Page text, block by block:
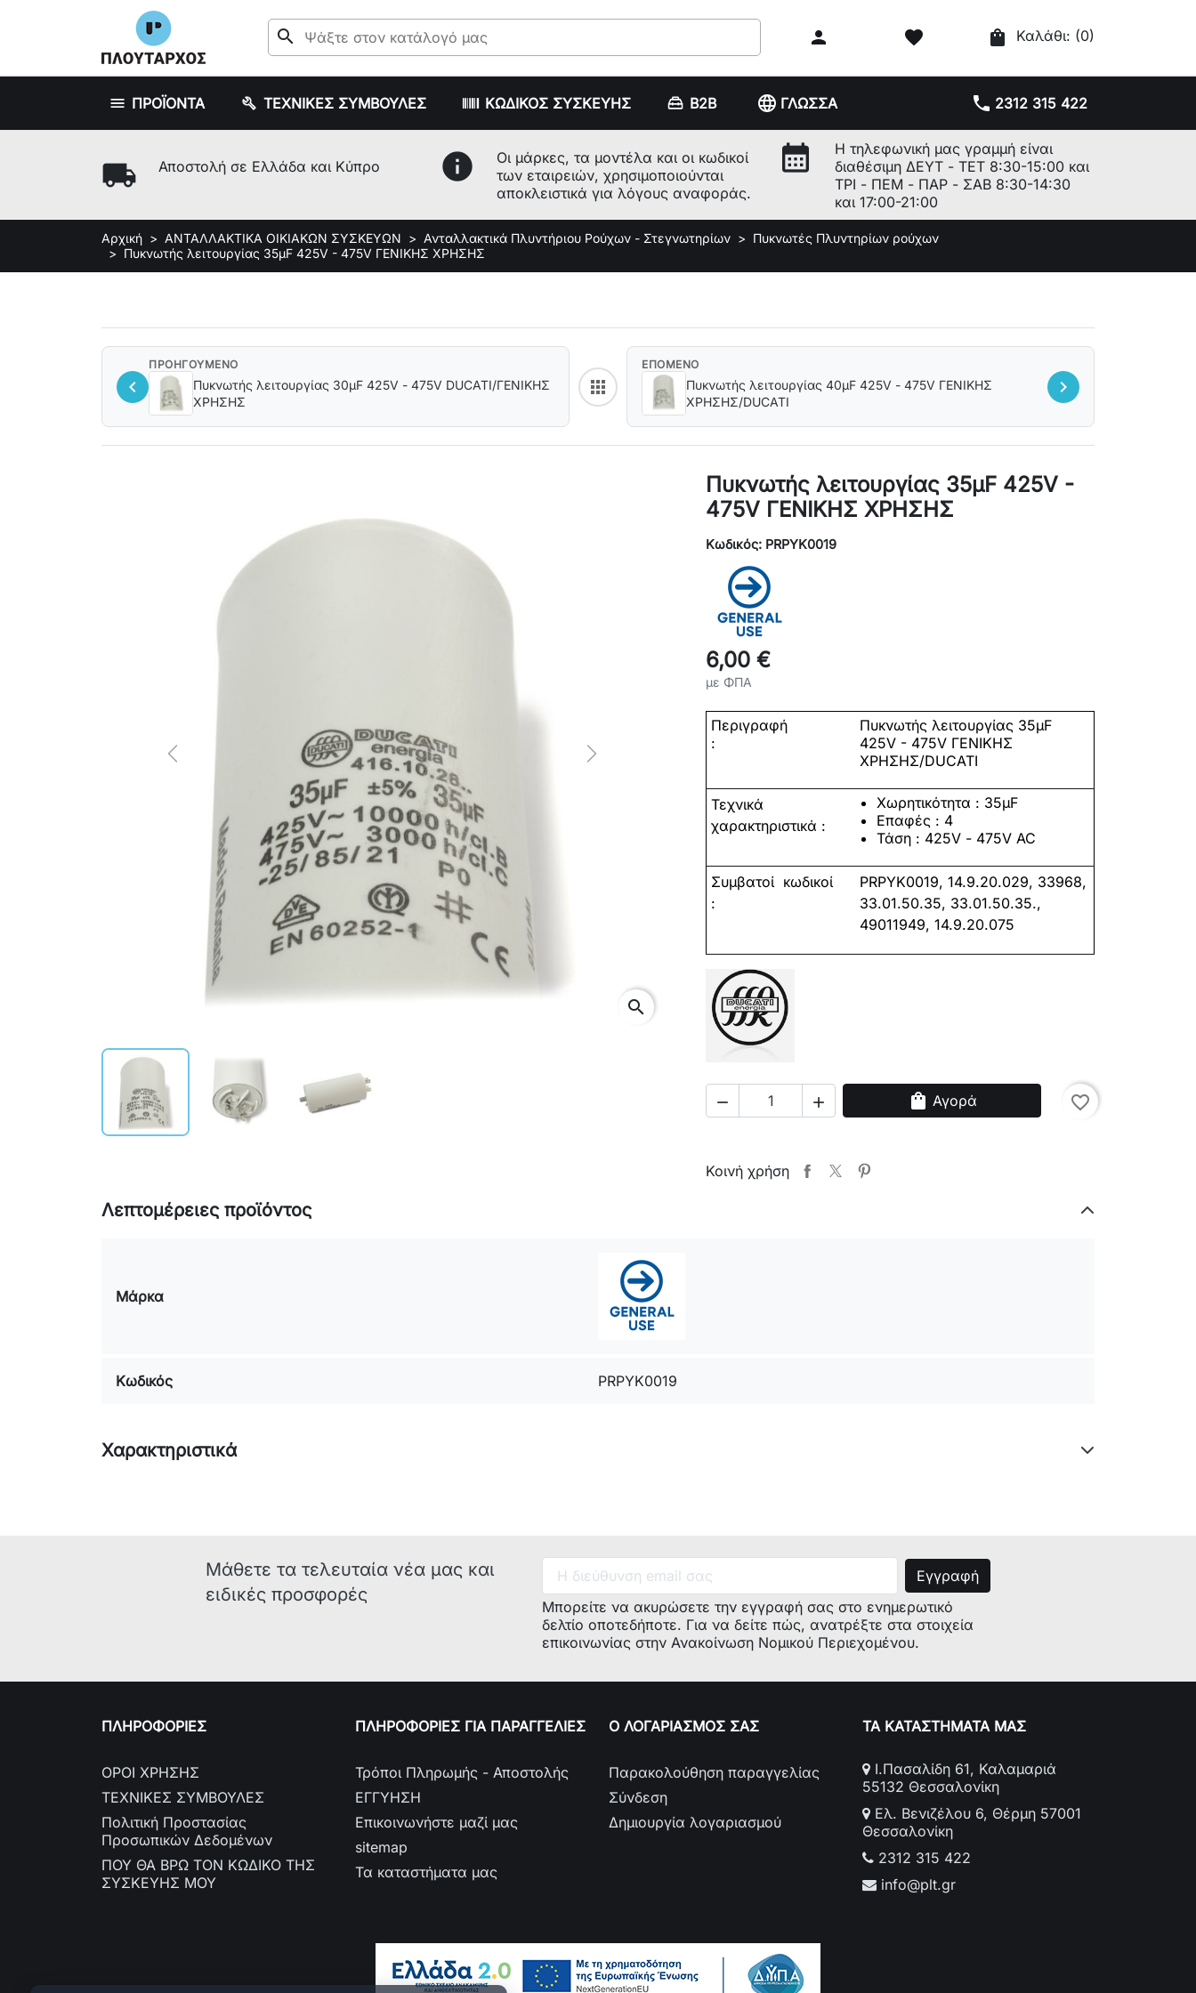
search  favorite shopping_bag Καλάθι: (0)
ΠΡΟΪΟΝΤΑ ΤΕΧΝΙΚΕΣ ΣΥΜΒΟΥΛΕΣ ΚΩΔΙΚΟΣ ΣΥΣΚΕΥΗΣ B2B phone 2312 315 422
language ΓΛΩΣΣΑ
local_shipping Αποστολή σε Ελλάδα και Κύπρο info
Οι μάρκες, τα μοντέλα και οι κωδικοί
των εταιρειών, χρησιμοποιούνται
αποκλειστικά για λόγους αναφοράς.
calendar_month
Η τηλεφωνική μας γραμμή είναι
διαθέσιμη ΔΕΥΤ - ΤΕΤ 8:30-15:00 και
ΤΡΙ - ΠΕΜ - ΠΑΡ - ΣΑΒ 8:30-14:30
και 17:00-21:00
Αρχική ΑΝΤΑΛΛΑΚΤΙΚΑ ΟΙΚΙΑΚΩΝ ΣΥΣΚΕΥΩΝ Ανταλλακτικά Πλυντήριου Ρούχων - Στεγνωτηρίων
Πυκνωτές Πλυντηρίων ρούχων
Πυκνωτής λειτουργίας 35μF 425V - 475V ΓΕΝΙΚΗΣ ΧΡΗΣΗΣ
chevron_left
ΠΡΟΗΓΟΥΜΕΝΟ
Πυκνωτής λειτουργίας 30μF 425V - 475V DUCATI/ΓΕΝΙΚΗΣ
ΧΡΗΣΗΣ
appsBack to category
ΕΠΟΜΕΝΟ
Πυκνωτής λειτουργίας 40μF 425V - 475V ΓΕΝΙΚΗΣ
ΧΡΗΣΗΣ/DUCATI
chevron_right
Previous Next
search
Πυκνωτής λειτουργίας 35μF 425V -
475V ΓΕΝΙΚΗΣ ΧΡΗΣΗΣ
Κωδικός: PRPYK0019
6,00 €
με ΦΠΑ
Περιγραφή
:
Πυκνωτής λειτουργίας 35μF
425V - 475V ΓΕΝΙΚΗΣ
ΧΡΗΣΗΣ/DUCATI
Τεχνικά
χαρακτηριστικά :
Χωρητικότητα : 35μF
Επαφές : 4
Τάση : 425V - 475V AC
Συμβατοί κωδικοί
:
PRPYK0019, 14.9.20.029, 33968,
33.01.50.35, 33.01.50.35.,
49011949, 14.9.20.075
  shopping_bag Αγορά favorite_border
Κοινή χρήση
Λεπτομέρειες προϊόντος
Μάρκα
Κωδικός PRPYK0019
Χαρακτηριστικά
Μάθετε τα τελευταία νέα μας και
ειδικές προσφορές
Μπορείτε να ακυρώσετε την εγγραφή σας στο ενημερωτικό
δελτίο οποτεδήποτε. Για να δείτε πώς, ανατρέξτε στα στοιχεία
επικοινωνίας στην Ανακοίνωση Νομικού Περιεχομένου.
ΠΛΗΡΟΦΟΡΙΕΣ
ΟΡΟΙ ΧΡΗΣΗΣ
ΤΕΧΝΙΚΕΣ ΣΥΜΒΟΥΛΕΣ
Πολιτική Προστασίας
Προσωπικών Δεδομένων
ΠΟΥ ΘΑ ΒΡΩ ΤΟΝ ΚΩΔΙΚΟ ΤΗΣ
ΣΥΣΚΕΥΗΣ ΜΟΥ
ΠΛΗΡΟΦΟΡΙΕΣ ΓΙΑ ΠΑΡΑΓΓΕΛΙΕΣ
Τρόποι Πληρωμής - Αποστολής
ΕΓΓΥΗΣΗ
Επικοινωνήστε μαζί μας
sitemap
Τα καταστήματα μας
Ο ΛΟΓΑΡΙΑΣΜΟΣ ΣΑΣ
Παρακολούθηση παραγγελίας
Σύνδεση
Δημιουργία λογαριασμού
ΤΑ ΚΑΤΑΣΤΗΜΑΤΑ ΜΑΣ
Ι.Πασαλίδη 61, Καλαμαριά
55132 Θεσσαλονίκη
Ελ. Βενιζέλου 6, Θέρμη 57001
Θεσσαλονίκη
2312 315 422
info@plt.gr